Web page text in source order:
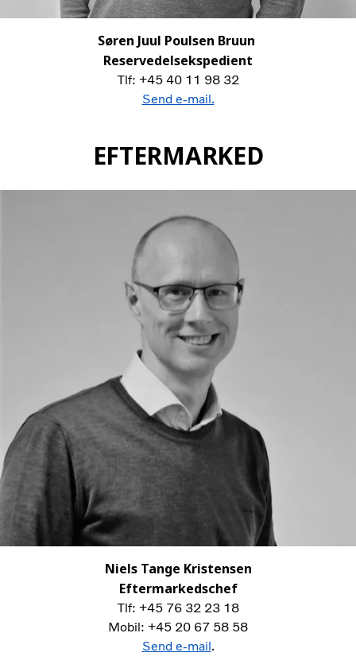
Søren Juul Poulsen Bruun
Reservedelsekspedient
Tlf: +45 40 11 98 32
Send e-mail.
EFTERMARKED
Niels Tange Kristensen
Eftermarkedschef
Tlf: +45 76 32 23 18
Mobil: +45 20 67 58 58
Send e-mail.